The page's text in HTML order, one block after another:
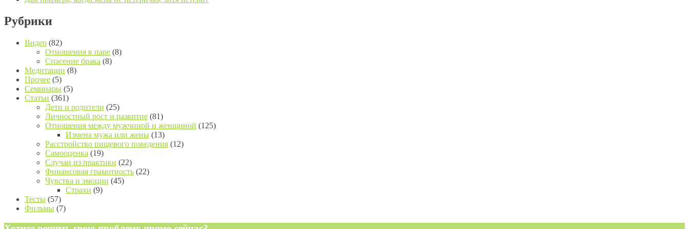
Рубрики
Видео (82)
Отношения в паре (8)
Спасение брака (8)
Медитации (8)
Прочее (5)
Семинары (5)
Статьи (361)
Дети и родители (25)
Личностный рост и развитие (81)
Отношения между мужчиной и женщиной (125)
Измена мужа или жены (13)
Расстройство пищевого поведения (12)
Самооценка (19)
Случаи из практики (22)
Финансовая грамотность (22)
Чувства и эмоции (45)
Страхи (9)
Тесты (57)
Фильмы (7)